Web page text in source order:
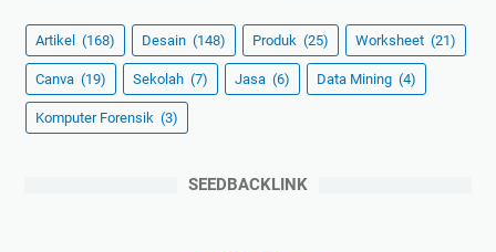
Artikel (168) Desain (148) Produk (25) Worksheet (21)
Canva (19) Sekolah (7) Jasa (6) Data Mining (4)
Komputer Forensik (3)
SEEDBACKLINK